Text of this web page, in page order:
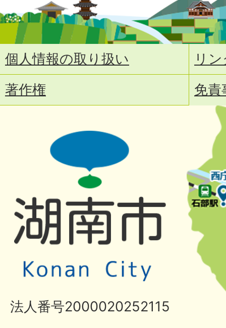
個人情報の取り扱い
リ
著作権
免責
法人番号2000020252115